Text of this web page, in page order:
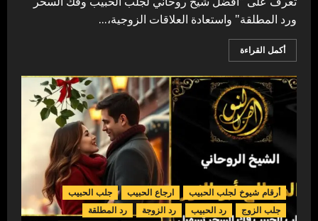
ورد المطلقة" واستعادة العلاقات الزوجية،...
أكمل القراءة
أرقام شيوخ لجلب الحبيب ارجاع الحبيب
جلب الحبيب
جلب الزوج
رد الحبيب رد الزوجة
رد المطلقة